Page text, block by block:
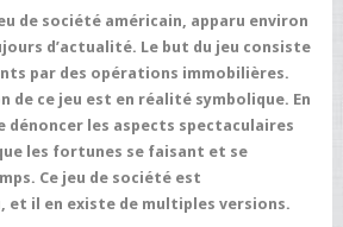
de société américain, apparu environ
d’actualité. Le but du jeu consiste
par des opérations immobilières.
de ce jeu est en réalité symbolique. En
les aspects spectaculaires
les fortunes se faisant et se
Ce jeu de société est
et il en existe de multiples versions.